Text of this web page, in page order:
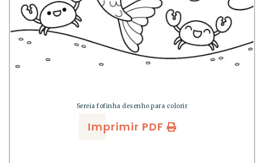
Sereia fofinha desenho para colorir
Imprimir PDF